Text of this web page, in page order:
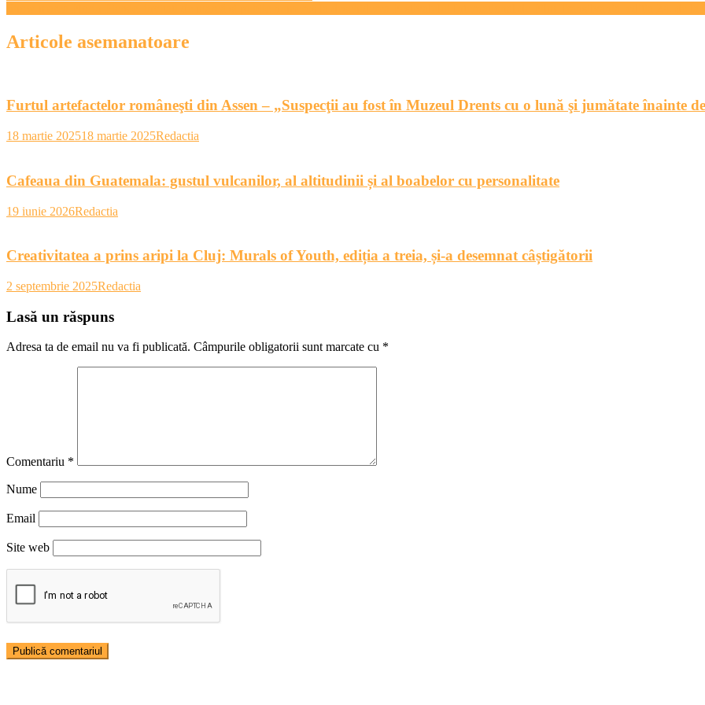
în
articole
Articole asemanatoare
Furtul artefactelor româneşti din Assen – „Suspecţii au fost în Muzeul Drents cu o lună şi jumătate înainte
18 martie 202518 martie 2025Redactia
Cafeaua din Guatemala: gustul vulcanilor, al altitudinii și al boabelor cu personalitate
19 iunie 2026Redactia
Creativitatea a prins aripi la Cluj: Murals of Youth, ediția a treia, și-a desemnat câștigătorii
2 septembrie 2025Redactia
Lasă un răspuns
Adresa ta de email nu va fi publicată. Câmpurile obligatorii sunt marcate cu *
Comentariu *
Nume
Email
Site web